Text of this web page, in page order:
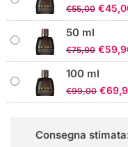
€55,00 Il
era:
€55,00.
€
50 ml
€75,00 Il
era:
€
100 ml
€99,00 Il
era:
€
Consegna